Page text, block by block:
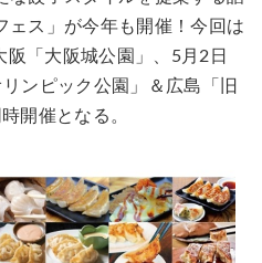
ェス」が今年も開催！今回は
阪「大阪城公園」、5月2日
ンピック公園」＆広島「旧
開催となる。